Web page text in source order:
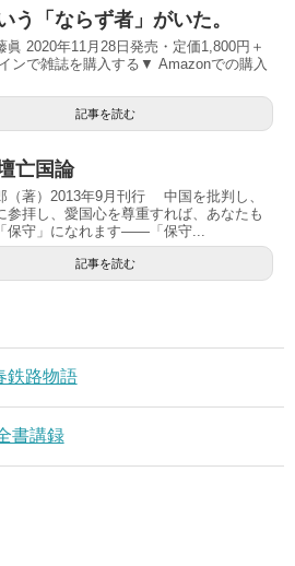
う「ならず者」がいた。
眞 2020年11月28日発売・定価1,800円＋
ンで雑誌を購入する▼ Amazonでの購入
記事を読む
亡国論
（著）2013年9月刊行 中国を批判し、
参拝し、愛国心を尊重すれば、あなたも
保守」になれます――「保守...
記事を読む
路物語
書講録